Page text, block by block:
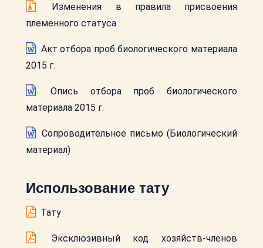
Изменения в правила присвоения
племенного статуса
Акт отбора проб биологического материала
2015 г.
Опись отбора проб биологического
материала 2015 г.
Сопроводительное письмо (Биологический
материал)
Использование тату
Тату
Эксклюзивный код хозяйств-членов